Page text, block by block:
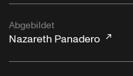
Abgebildet
Nazareth Panadero